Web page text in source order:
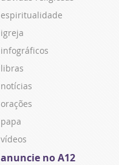
espiritualidade
igreja
infográficos
libras
notícias
orações
papa
vídeos
anuncie no A12